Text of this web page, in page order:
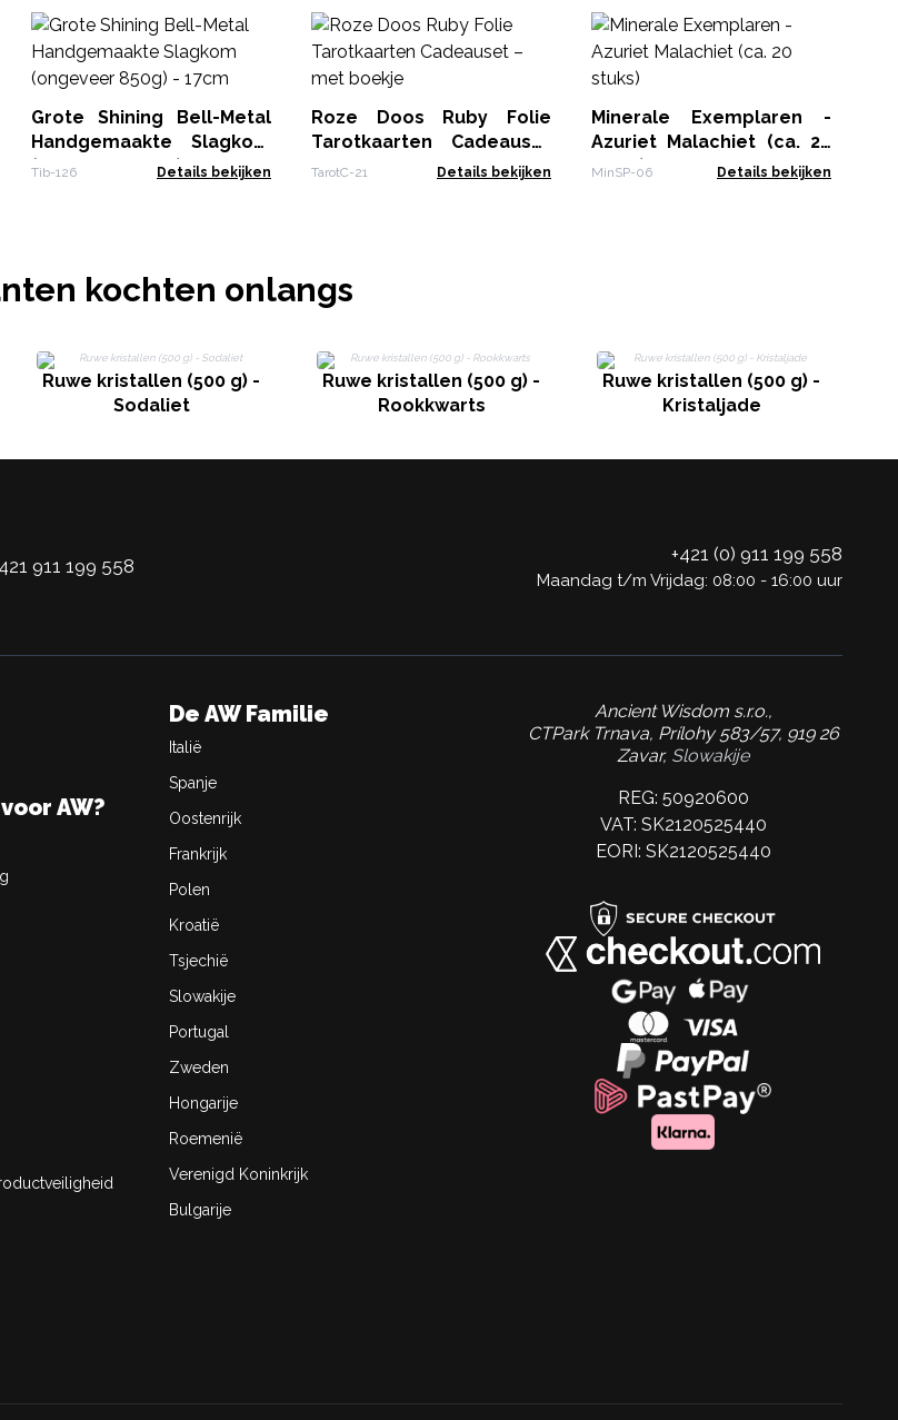
Grote Shining Bell-Metal
Handgemaakte Slagkom
(ongeveer 850g) - 17cm
Tib-126 Details bekijken
Roze Doos Ruby Folie
Tarotkaarten Cadeauset
– met boekje
TarotC-21 Details bekijken
Minerale Exemplaren -
Azuriet Malachiet (ca. 20
stuks)
MinSP-06 Details bekijken
kochten onlangs
Ruwe kristallen (500 g) -
Sodaliet
Ruwe kristallen (500 g) -
Rookkwarts
Ruwe kristallen (500 g) -
Kristaljade
911 199 558
+421 (0) 911 199 558
Maandag t/m Vrijdag: 08:00 - 16:00 uur
AW?
De AW Familie
Italië
Spanje
Oostenrijk
Frankrijk
Polen
Kroatië
Tsjechië
Slowakije
Portugal
Zweden
Hongarije
Roemenië
Verenigd Koninkrijk
Bulgarije
Ancient Wisdom s.r.o.,
CTPark Trnava, Prílohy 583/57, 919 26
Zavar, Slowakije
REG: 50920600
VAT: SK2120525440
EORI: SK2120525440